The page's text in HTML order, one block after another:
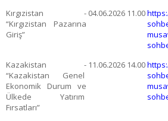
Kırgızistan -
“Kırgızistan Pazarına
Giriş”
04.06.2026 11.00
Kazakistan -
“Kazakistan Genel
Ekonomik Durum ve
Ülkede Yatırım
Fırsatları”
11.06.2026 14.00